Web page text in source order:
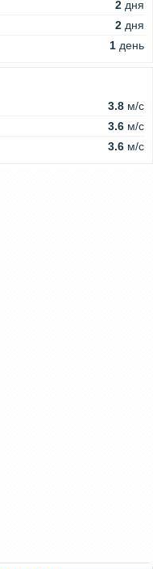
2 дня
2 дня
1 день
3.8 м/c
3.6 м/c
3.6 м/c